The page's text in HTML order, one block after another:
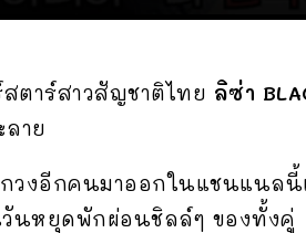
ตาร์สาวสัญชาติไทย ลิซ่า
าย
วงอีกคนมาออกในแชนแนลนี้
นหยุดพักผ่อนชิลล์ๆ ของทั้งคู่